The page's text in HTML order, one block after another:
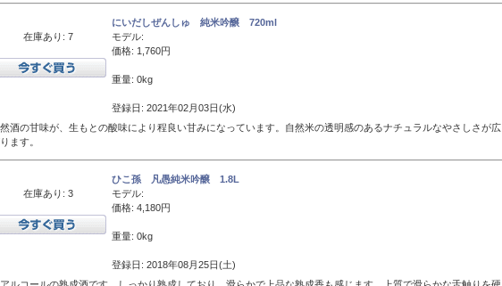
在庫あり: 7
にいだしぜんしゅ 純米吟醸 720ml
モデル:
価格: 1,760円
重量: 0kg
登録日: 2021年02月03日(水)
酒の甘味が、生もとの酸味により程良い甘みになっています。自然米の透明感のあるナチュラルなやさしさが広
ます。
在庫あり: 3
ひこ孫 凡愚純米吟醸 1.8L
モデル:
価格: 4,180円
重量: 0kg
登録日: 2018年08月25日(土)